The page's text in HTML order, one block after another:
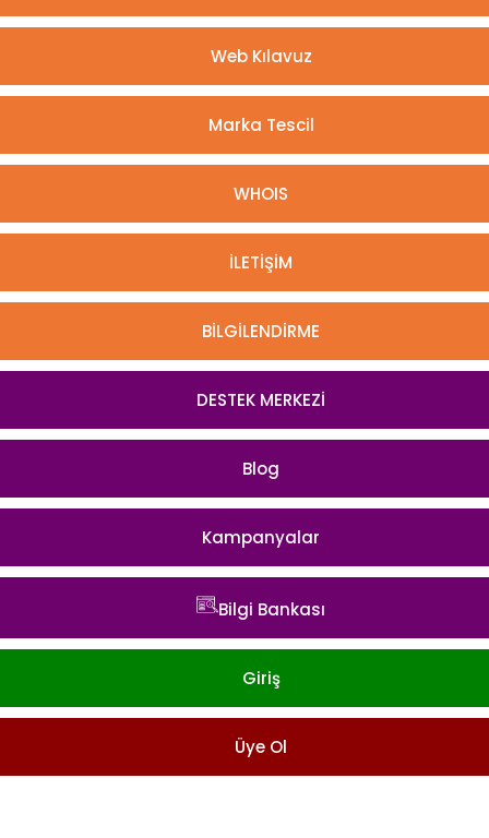
Web Kılavuz
Marka Tescil
WHOIS
İLETİŞİM
BİLGİLENDİRME
DESTEK MERKEZİ
Blog
Kampanyalar
Bilgi Bankası
Giriş
Üye Ol